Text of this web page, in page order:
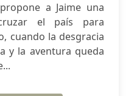
a Jaime una
el país para
cuando la desgracia
y la aventura queda